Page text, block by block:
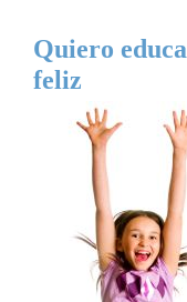
Quiero
feliz